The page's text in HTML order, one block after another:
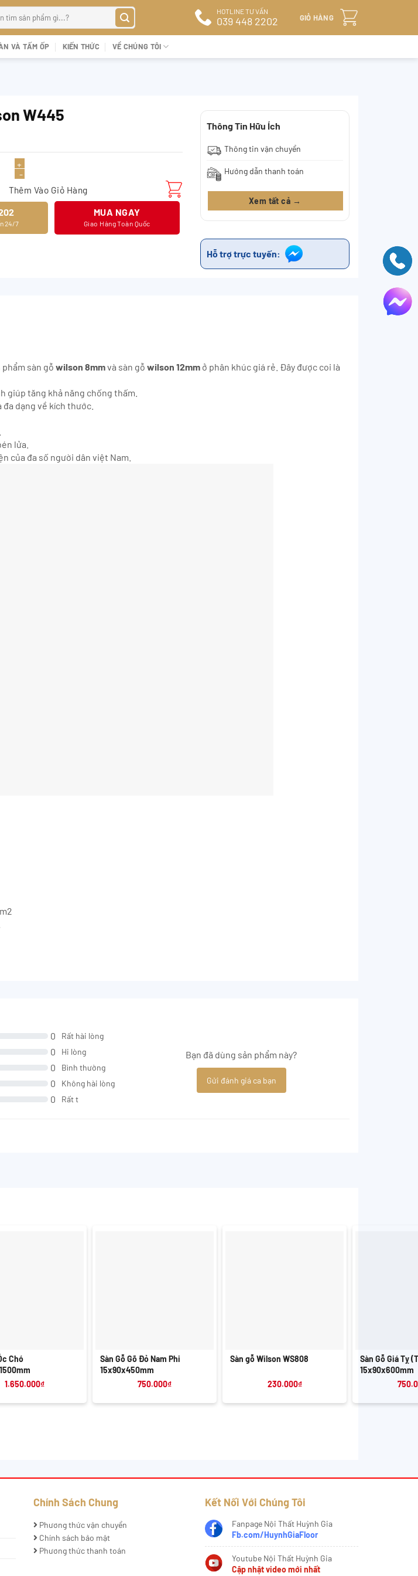
HOTLINE TƯ VẤN
039 448 2202 GIỎ HÀNG
VÀ TẤM ỐP KIẾN THỨC VỀ CHÚNG TÔI
W445
lượng
Thêm Vào Giỏ Hàng
24/7
MUA NGAY
Giao Hàng Toàn Quốc
Thông Tin Hữu Ích
Thông tin vận chuyển
Hướng dẫn thanh toán
Xem tất cả →
Hỗ trợ trực tuyến:
sàn gỗ wilson 8mmvà sàn gỗ wilson 12mm ở phân khúc giá rẻ. Đây được coi là
giúp tăng khả năng chống thấm.
dạng về kích thước.
lửa.
của đa số người dân việt Nam.
0 Rất hài lòng
0 Hi lòng
0 Bình thường
0 Không hài lòng
0 Rất t
Bạn đã dùng sản phẩm này?
Gửi đánh giá ca bạn
Chó
1.650.000₫
Sàn Gỗ Gõ Đỏ Nam Phi
15x90x450mm
750.000₫
Sàn gỗ Wilson WS808
230.000₫
Sàn Gỗ Giá Tỵ
15x90x600mm
Chính Sách Chung
Phương thức vận chuyển
Chính sách bảo mật
Phương thức thanh toán
Kết Nối Với Chúng Tôi
Fanpage Nội Thất Huỳnh Gia
Fb.com/HuynhGiaFloor
Youtube Nội Thất Huỳnh Gia
Cập nhật video mới nhất